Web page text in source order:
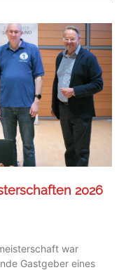
2026
war
Gastgeber eines